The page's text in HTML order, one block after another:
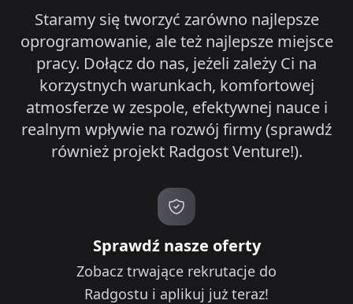
Staramy się tworzyć zarówno najlepsze
oprogramowanie, ale też najlepsze miejsce
pracy. Dołącz do nas, jeżeli zależy Ci na
korzystnych warunkach, komfortowej
atmosferze w zespole, efektywnej nauce i
realnym wpływie na rozwój firmy (sprawdź
również projekt Radgost Venture!).
Sprawdź nasze oferty
Zobacz trwające rekrutacje do
Radgostu i aplikuj już teraz!